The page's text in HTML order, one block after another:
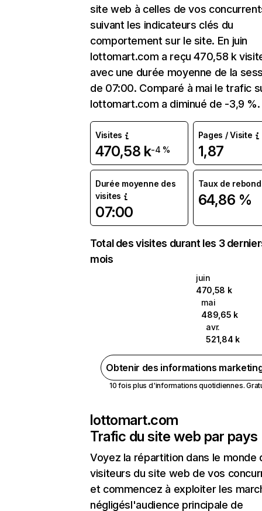
site web à celles de vos
suivant les indicateurs clés du
comportement sur le site. En juin
lottomart.com a reçu 470,58 k
avec une durée moyenne de la
de 07:00. Comparé à mai le trafic
lottomart.com a diminué de -3,9 %.
Visites
470,58 k-4 %
Pages / Visite
1,87
Durée moyenne des
visites
07:00
Taux de rebond
64,86 %
Total des visites durant les 3
mois
juin
470,58 k
mai
489,65 k
avr.
521,84 k
Obtenir des informations
10 fois plus d'informations quotidiennes.
lottomart.com
Trafic du site web par pays
Voyez la répartition dans le monde
visiteurs du site web de vos
et commencez à exploiter les
négligésl'audience principale de